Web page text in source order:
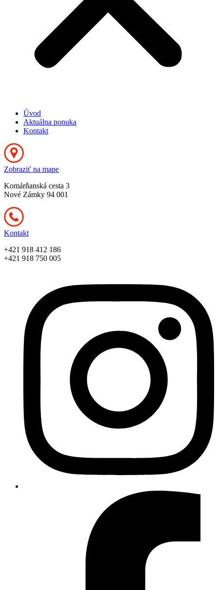
Úvod
Aktuálna ponuka
Kontakt
Zobraziť na mape
Komárňanská cesta 3
Nové Zámky 94 001
Kontakt
+421 918 412 186
+421 918 750 005